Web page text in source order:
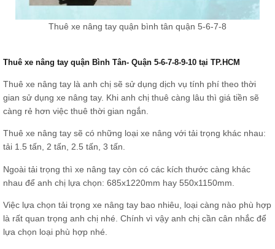
Thuê xe nâng tay quận bình tân quận 5-6-7-8
Thuê xe nâng tay quận Bình Tân- Quận 5-6-7-8-9-10 tại TP.HCM
Thuê xe nâng tay là anh chị sẽ sử dụng dịch vụ tính phí theo thời
gian sử dụng xe nâng tay. Khi anh chị thuê càng lâu thì giá tiền sẽ
càng rẻ hơn việc thuê thời gian ngắn.
Thuê xe nâng tay sẽ có những loại xe nâng với tải trọng khác nhau:
tải 1.5 tấn, 2 tấn, 2.5 tấn, 3 tấn.
Ngoài tải trọng thì xe nâng tay còn có các kích thước càng khác
nhau để anh chị lựa chọn: 685x1220mm hay 550x1150mm.
Việc lựa chọn tải trọng xe nâng tay bao nhiêu, loại càng nào phù hợp
là rất quan trọng anh chị nhé. Chính vì vậy anh chị cần cân nhắc để
lựa chọn loại phù hợp nhé.